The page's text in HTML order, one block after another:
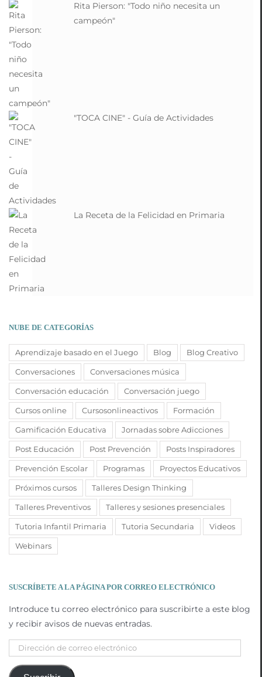
Rita Pierson: "Todo niño necesita un
campeón"
"TOCA CINE" - Guía de Actividades
La Receta de la Felicidad en Primaria
NUBE DE CATEGORÍAS
Aprendizaje basado en el Juego Blog Blog Creativo
Conversaciones Conversaciones música
Conversación educación Conversación juego
Cursos online Cursosonlineactivos Formación
Gamificación Educativa Jornadas sobre Adicciones
Post Educación Post Prevención Posts Inspiradores
Prevención Escolar Programas Proyectos Educativos
Próximos cursos Talleres Design Thinking
Talleres Preventivos Talleres y sesiones presenciales
Tutoria Infantil Primaria Tutoria Secundaria Videos
Webinars
SUSCRÍBETE A LA PÁGINA POR CORREO ELECTRÓNICO
Introduce tu correo electrónico para suscribirte a este blog
y recibir avisos de nuevas entradas.
Dirección